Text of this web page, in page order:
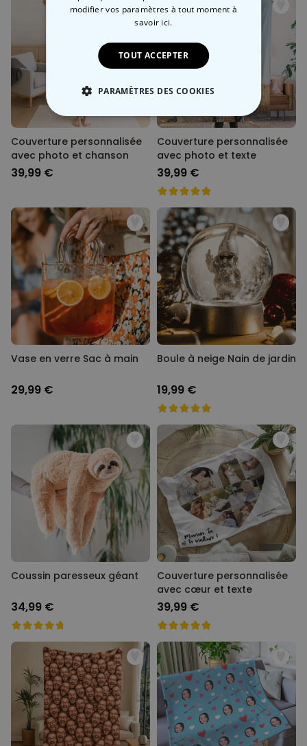
Couverture personnalisée
avec photo et chanson
39,99 €
Couverture personnalisée
avec photo et texte
39,99 €
Vase en verre Sac à main
29,99 €
Boule à neige Nain de jardin
19,99 €
Coussin paresseux géant
34,99 €
Couverture personnalisée
avec cœur et texte
39,99 €
modifier vos paramètres à tout moment à
savoir ici.
TOUT ACCEPTER
PARAMÈTRES DES COOKIES
STRICTEMENT NÉCESSAIRE
PERFORMANCE
COMMERCIALISATION
NON CLASSÉ